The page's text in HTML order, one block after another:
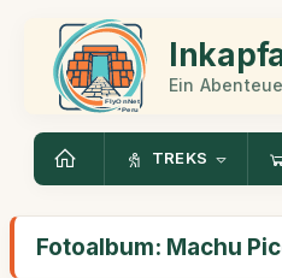
Ein
TREKS
Fotoalbum: Machu